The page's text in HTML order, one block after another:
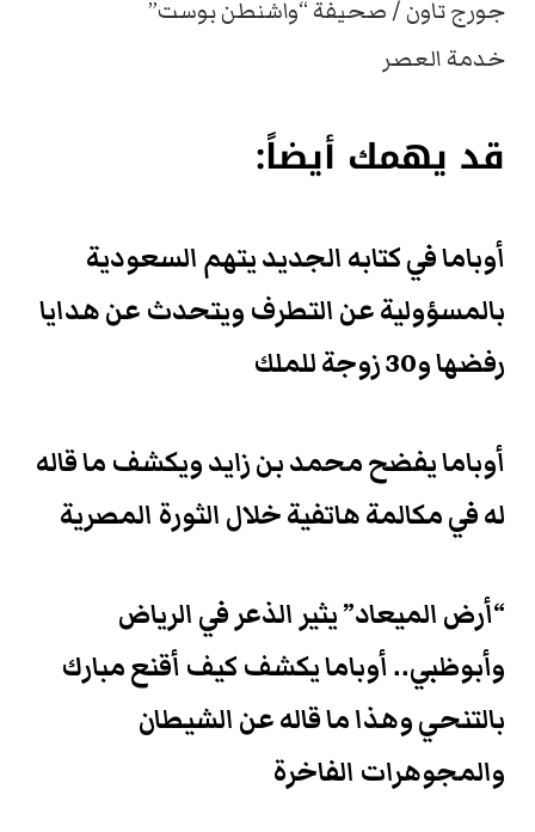
جورج تاون / صحيفة “واشنطن بوست”
خدمة العصر
قد يهمك أيضاً:
أوباما في كتابه الجديد يتهم السعودية
بالمسؤولية عن التطرف ويتحدث عن هدايا
رفضها و30 زوجة للملك
أوباما يفضح محمد بن زايد ويكشف ما قاله
له في مكالمة هاتفية خلال الثورة المصرية
“أرض الميعاد” يثير الذعر في الرياض
وأبوظبي.. أوباما يكشف كيف أقنع مبارك
بالتنحي وهذا ما قاله عن الشيطان
والمجوهرات الفاخرة